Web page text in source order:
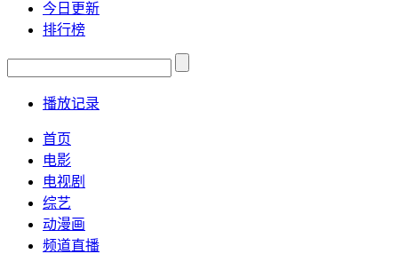
今日更新
排行榜
播放记录
首页
电影
电视剧
综艺
动漫画
频道直播